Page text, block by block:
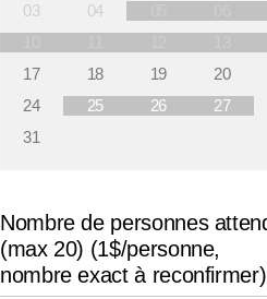
03
04
17
18 19 20
24
25 26 27
31
Nombre de personnes
(max 20) (1$/personne,
nombre exact à reconfirmer)